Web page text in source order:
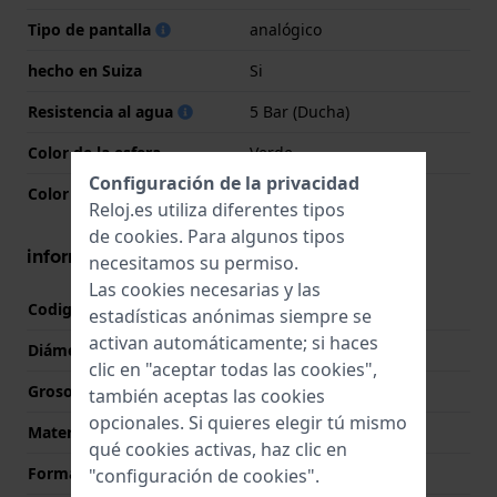
Tipo de pantalla
analógico
hecho en Suiza
Si
Resistencia al agua
5 Bar (Ducha)
Color de la esfera
Verde
Color de la aguja (h,m,s)
Blanco
información de la caja
Codigo de caja
PR919
Diámetro
41.5 mm
Grosor de la caja
11.5 mm
Material
Acero inoxidable
Forma del reloj
Redondo
Configuración de la privacidad
Reloj.es utiliza diferentes tipos
de cookies. Para algunos tipos
necesitamos su permiso.
Las cookies necesarias y las
estadísticas anónimas siempre se
activan automáticamente; si haces
clic en "aceptar todas las cookies",
también aceptas las cookies
opcionales. Si quieres elegir tú mismo
qué cookies activas, haz clic en
"configuración de cookies".